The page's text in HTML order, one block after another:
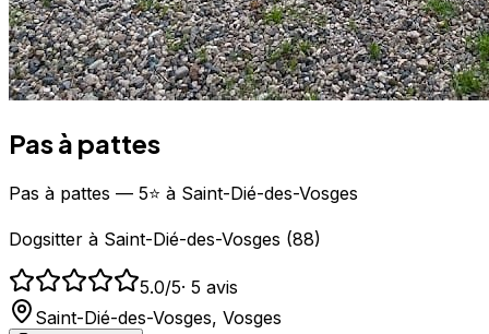
Pas à pattes
Pas à pattes — 5⭐ à Saint-Dié-des-Vosges
Dogsitter à Saint-Dié-des-Vosges (88)
5.0/5· 5 avis
Saint-Dié-des-Vosges, Vosges